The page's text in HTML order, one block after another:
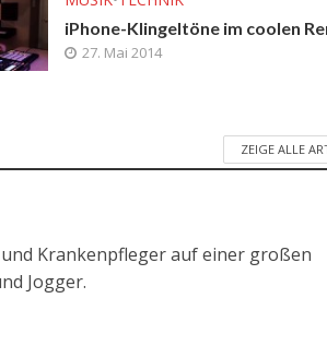
iPhone-Klingeltöne im coolen
27. Mai 2014
ZEIGE ALLE
Krankenpfleger auf einer großen
Jogger.